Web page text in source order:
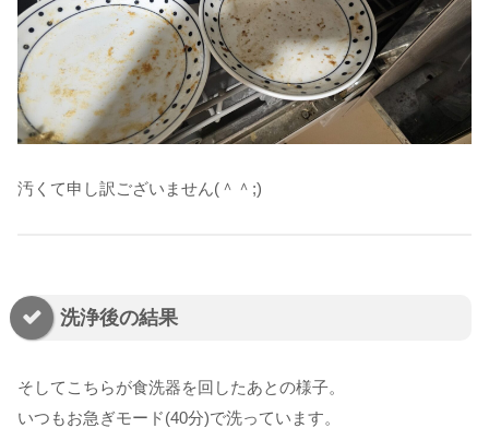
汚くて申し訳ございません(＾＾;)
洗浄後の結果
そしてこちらが食洗器を回したあとの様子。
いつもお急ぎモード(40分)で洗っています。